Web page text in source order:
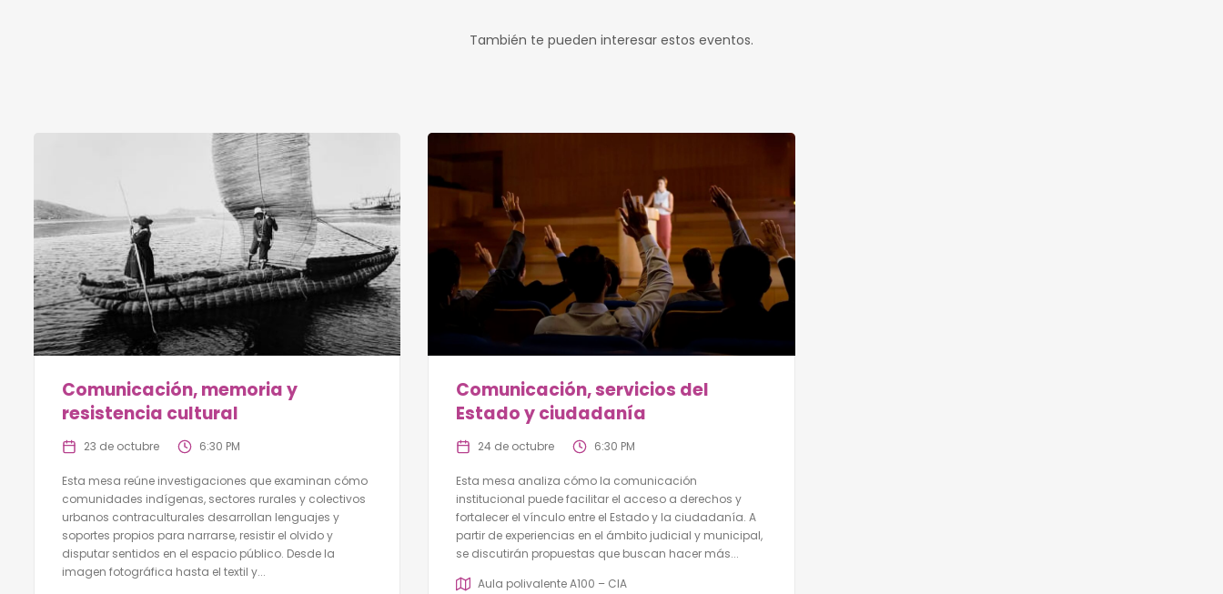
También te pueden interesar estos eventos.
Comunicación, memoria y
resistencia cultural
23 de octubre 6:30 PM
Esta mesa reúne investigaciones que examinan cómo
comunidades indígenas, sectores rurales y colectivos
urbanos contraculturales desarrollan lenguajes y
soportes propios para narrarse, resistir el olvido y
disputar sentidos en el espacio público. Desde la
imagen fotográfica hasta el textil y...
Comunicación, servicios del
Estado y ciudadanía
24 de octubre 6:30 PM
Esta mesa analiza cómo la comunicación
institucional puede facilitar el acceso a derechos y
fortalecer el vínculo entre el Estado y la ciudadanía. A
partir de experiencias en el ámbito judicial y municipal,
se discutirán propuestas que buscan hacer más...
Aula polivalente A100 – CIA